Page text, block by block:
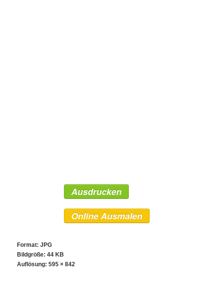
Ausdrucken
Online Ausmalen
Format: JPG
Bildgröße: 44 KB
Auflösung: 595 × 842